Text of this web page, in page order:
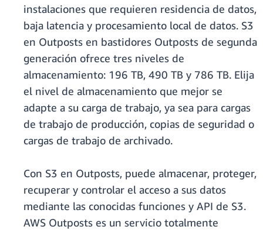
instalaciones que requieren residencia de datos,
baja latencia y procesamiento local de datos. S3
en Outposts en bastidores Outposts de segunda
generación ofrece tres niveles de
almacenamiento: 196 TB, 490 TB y 786 TB. Elija
el nivel de almacenamiento que mejor se
adapte a su carga de trabajo, ya sea para cargas
de trabajo de producción, copias de seguridad o
cargas de trabajo de archivado.
Con S3 en Outposts, puede almacenar, proteger,
recuperar y controlar el acceso a sus datos
mediante las conocidas funciones y API de S3.
AWS Outposts es un servicio totalmente